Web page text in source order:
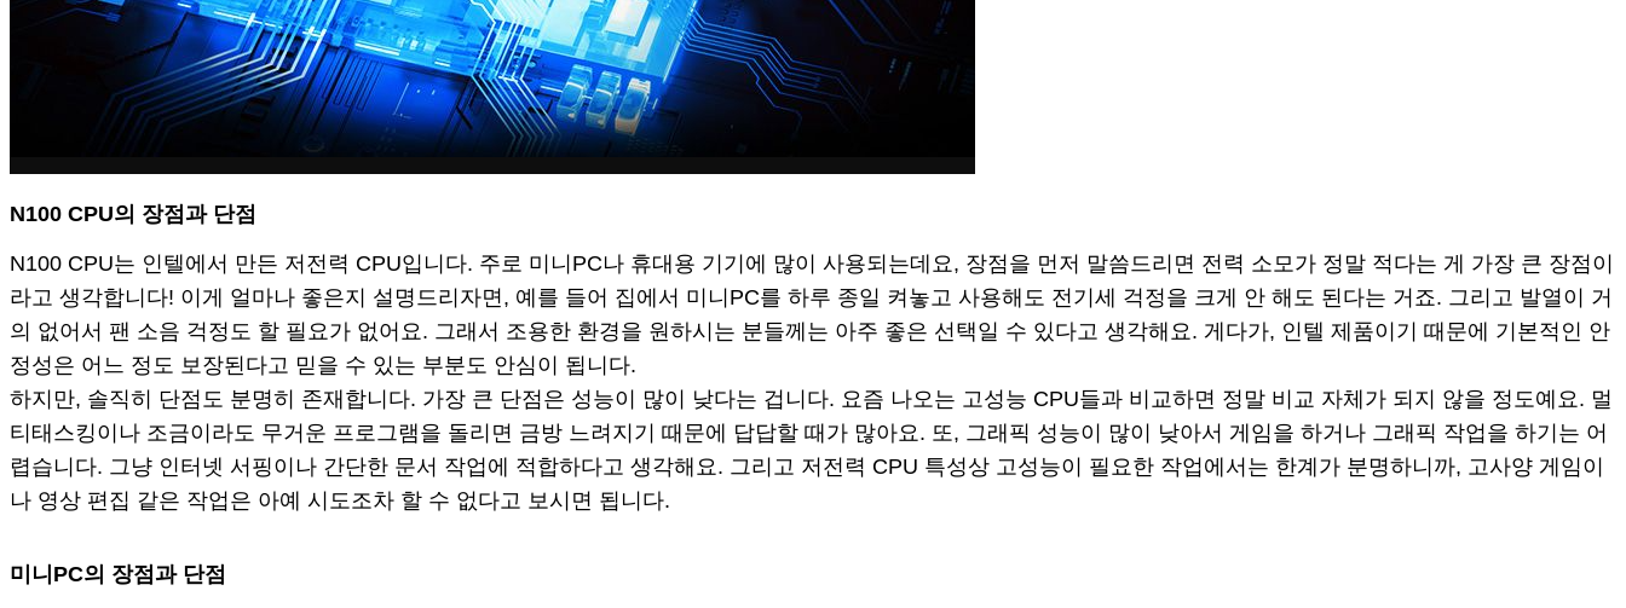
N100 CPU의 장점과 단점
N100 CPU는 인텔에서 만든 저전력 CPU입니다. 주로 미니PC나 휴대용 기기에 많이 사용되는데요, 장점을 먼저 말씀드리면 전력 소모가 정말 적다는 게 가장 큰 장점이
라고 생각합니다! 이게 얼마나 좋은지 설명드리자면, 예를 들어 집에서 미니PC를 하루 종일 켜놓고 사용해도 전기세 걱정을 크게 안 해도 된다는 거죠. 그리고 발열이 거
의 없어서 팬 소음 걱정도 할 필요가 없어요. 그래서 조용한 환경을 원하시는 분들께는 아주 좋은 선택일 수 있다고 생각해요. 게다가, 인텔 제품이기 때문에 기본적인 안
정성은 어느 정도 보장된다고 믿을 수 있는 부분도 안심이 됩니다.
하지만, 솔직히 단점도 분명히 존재합니다. 가장 큰 단점은 성능이 많이 낮다는 겁니다. 요즘 나오는 고성능 CPU들과 비교하면 정말 비교 자체가 되지 않을 정도예요. 멀
티태스킹이나 조금이라도 무거운 프로그램을 돌리면 금방 느려지기 때문에 답답할 때가 많아요. 또, 그래픽 성능이 많이 낮아서 게임을 하거나 그래픽 작업을 하기는 어
렵습니다. 그냥 인터넷 서핑이나 간단한 문서 작업에 적합하다고 생각해요. 그리고 저전력 CPU 특성상 고성능이 필요한 작업에서는 한계가 분명하니까, 고사양 게임이
나 영상 편집 같은 작업은 아예 시도조차 할 수 없다고 보시면 됩니다.
미니PC의 장점과 단점